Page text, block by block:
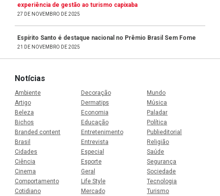
experiência de gestão ao turismo capixaba
27 DE NOVEMBRO DE 2025
Espírito Santo é destaque nacional no Prêmio Brasil Sem Fome
21 DE NOVEMBRO DE 2025
Notícias
Ambiente
Artigo
Beleza
Bichos
Branded content
Brasil
Cidades
Ciência
Cinema
Comportamento
Cotidiano
Decoração
Dermatips
Economia
Educação
Entretenimento
Entrevista
Especial
Esporte
Geral
Life Style
Mercado
Mundo
Música
Paladar
Política
Publieditorial
Religião
Saúde
Segurança
Sociedade
Tecnologia
Turismo